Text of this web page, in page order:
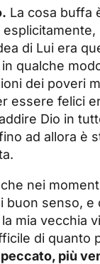
La cosa buffa
di Lui era
qualche
dei poveri
essere felici
Dio in
ad allora è
nei
buon senso,
mia vecchia
di quanto
più